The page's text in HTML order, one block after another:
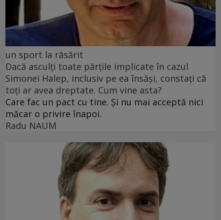
un sport la răsărit
Dacă asculți toate părțile implicate în cazul
Simonei Halep, inclusiv pe ea însăși, constați că
toți ar avea dreptate. Cum vine asta?
Care fac un pact cu tine. Și nu mai acceptă nici
măcar o privire înapoi.
Radu NAUM